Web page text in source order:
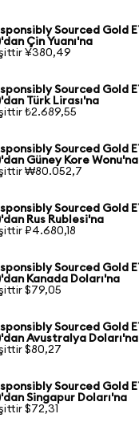
Sourced Gold
Çin Yuanı'na
¥380,49
Sourced Gold
Türk Lirası'na
₺2.689,55
Sourced Gold
Güney Kore Wonu'na
₩80.052,7
Sourced Gold
Rus Rublesi'na
₽4.680,18
Sourced Gold
Kanada Doları'na
$79,05
Sourced Gold
Avustralya Doları'na
$80,27
Sourced Gold
Singapur Doları'na
$72,31